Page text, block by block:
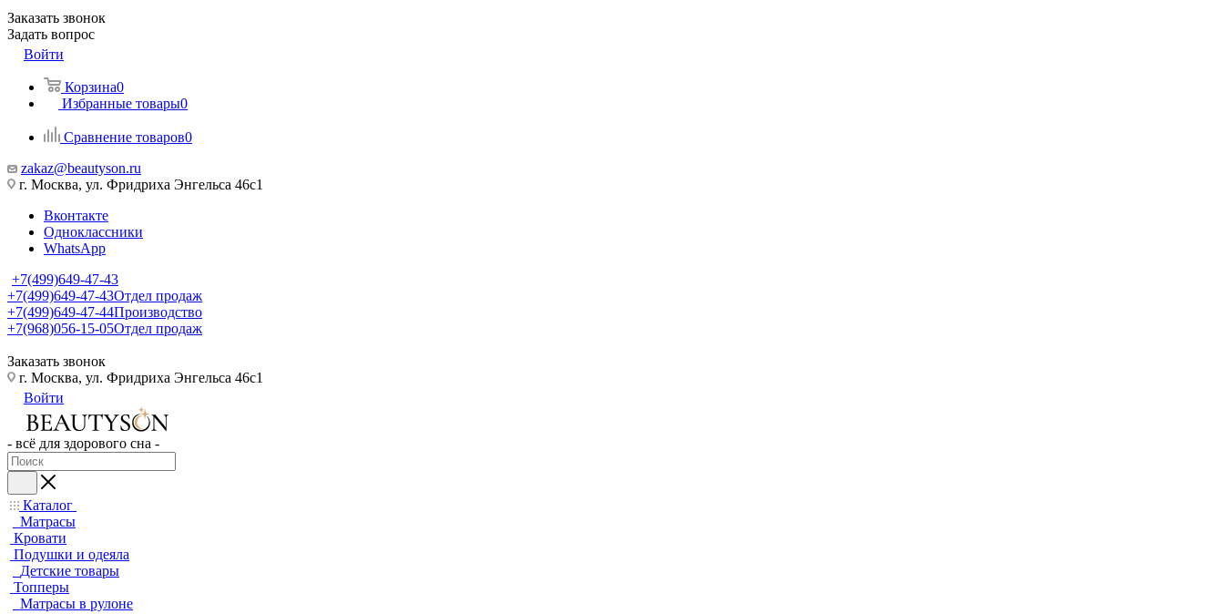
Заказать звонок
Задать вопрос
Войти
Корзина0
Избранные товары0
Сравнение товаров0
zakaz@beautyson.ru
г. Москва, ул. Фридриха Энгельса 46с1
Вконтакте
Одноклассники
WhatsApp
+7(499)649-47-43
+7(499)649-47-43Отдел продаж
+7(499)649-47-44Производство
+7(968)056-15-05Отдел продаж
Заказать звонок
г. Москва, ул. Фридриха Энгельса 46с1
Войти
- всё для здорового сна -
Каталог
Матрасы
Кровати
Подушки и одеяла
Детские товары
Топперы
Матрасы в рулоне